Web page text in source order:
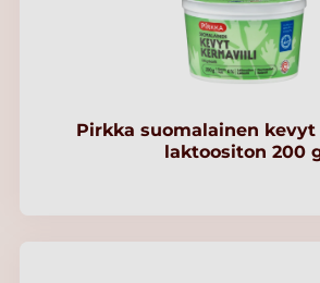
Pirkka suomalainen
laktoositon 200